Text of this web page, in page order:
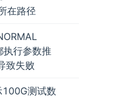
在路径
执行参数推
致失败
测试数